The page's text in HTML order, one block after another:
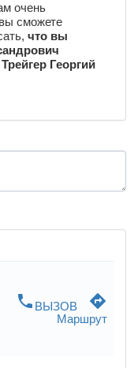
очень
сможете
что вы
Георгий
phone ВЫЗОВ directions
Маршрут